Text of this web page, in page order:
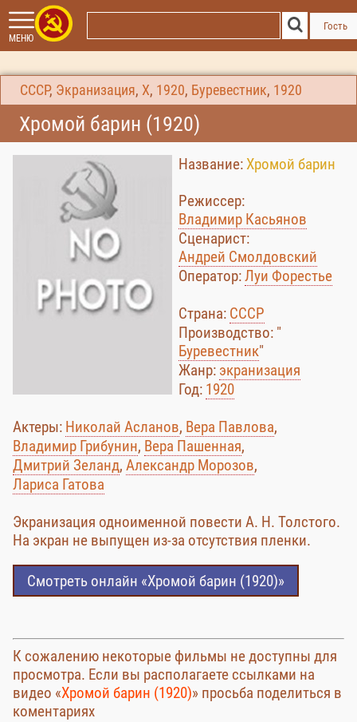
МЕНЮ
Гость
СССР, Экранизация, Х, 1920, Буревестник, 1920
Хромой барин (1920)
Название:Хромой барин
Режиссер:
Владимир Касьянов
Сценарист:
Андрей Смолдовский
Оператор:Луи Форестье
Страна: СССР
Производство: "
Буревестник"
Жанр: экранизация
Год: 1920
Актеры: Николай Асланов, Вера Павлова,
Владимир Грибунин, Вера Пашенная,
Дмитрий Зеланд, Александр Морозов,
Лариса Гатова
Экранизация одноименной повести А. Н. Толстого.
На экран не выпущен из-за отсутствия пленки.
Смотреть онлайн «Хромой барин (1920)»
К сожалению некоторые фильмы не доступны для
просмотра. Если вы располагаете ссылками на
видео «Хромой барин (1920)» просьба поделиться в
коментариях